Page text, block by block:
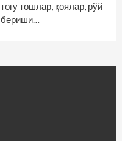
тоғу тошлар, қоялар, рўй
бериши…